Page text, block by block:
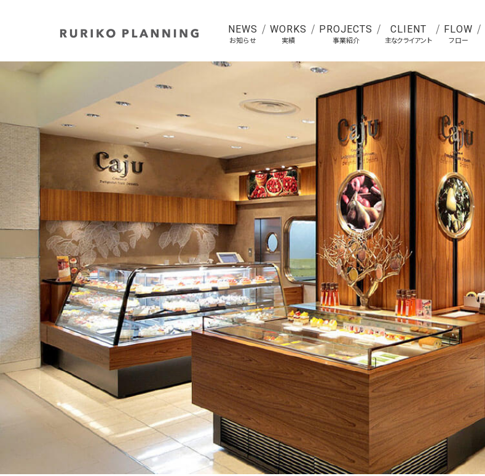
NEWS
お知らせ
WORKS
実績
PROJECTS
事業紹介
CLIENT
主なクライアント
FLOW
フロー